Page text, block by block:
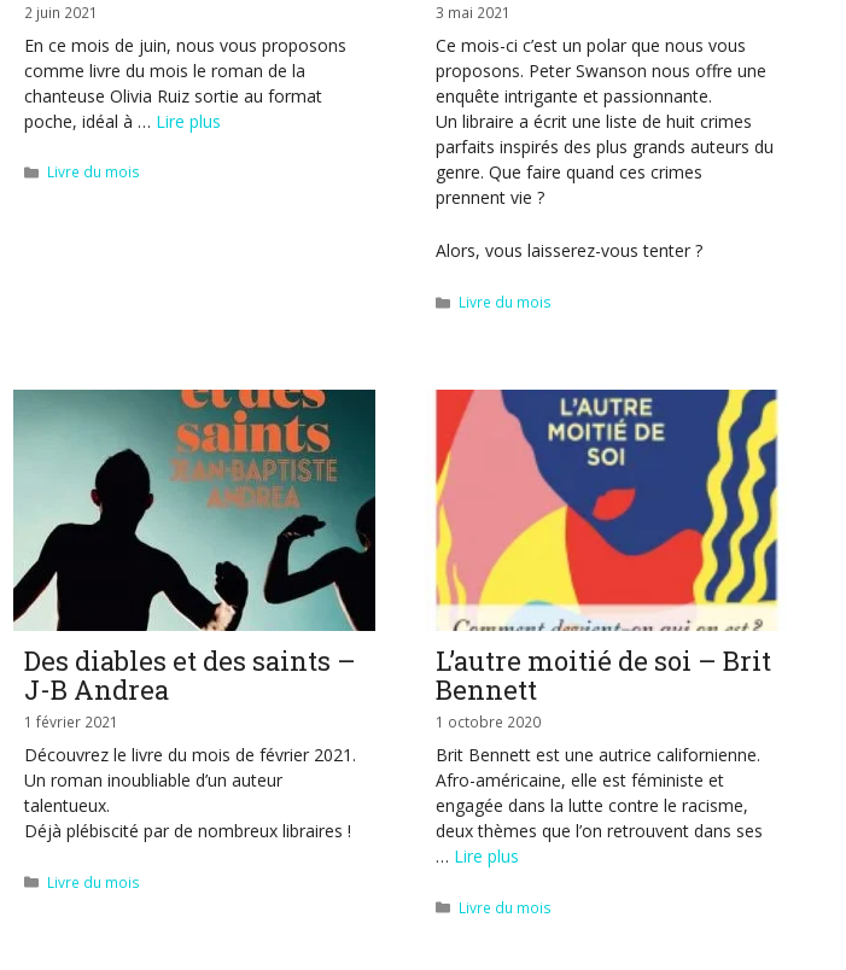
2 juin 2021
En ce mois de juin, nous vous proposons
comme livre du mois le roman de la
chanteuse Olivia Ruiz sortie au format
poche, idéal à … Lire plus
Catégories
Livre du mois
3 mai 2021
Ce mois-ci c’est un polar que nous vous
proposons. Peter Swanson nous offre une
enquête intrigante et passionnante.
Un libraire a écrit une liste de huit crimes
parfaits inspirés des plus grands auteurs du
genre. Que faire quand ces crimes
prennent vie ?
Alors, vous laisserez-vous tenter ?
Catégories
Livre du mois
Des diables et des saints –
J-B Andrea
1 février 2021
Découvrez le livre du mois de février 2021.
Un roman inoubliable d’un auteur
talentueux.
Déjà plébiscité par de nombreux libraires !
Catégories
Livre du mois
L’autre moitié de soi – Brit
Bennett
1 octobre 2020
Brit Bennett est une autrice californienne.
Afro-américaine, elle est féministe et
engagée dans la lutte contre le racisme,
deux thèmes que l’on retrouvent dans ses
… Lire plus
Catégories
Livre du mois